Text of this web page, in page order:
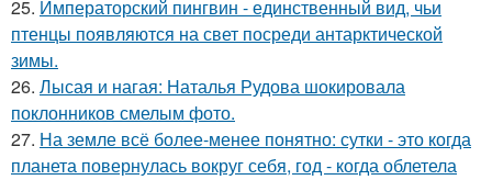
25. Императорский пингвин - единственный вид, чьи
птенцы появляются на свет посреди антарктической
зимы.
26. Лысая и нагая: Наталья Рудова шокировала
поклонников смелым фото.
27. На земле всё более-менее понятно: сутки - это когда
планета повернулась вокруг себя, год - когда облетела